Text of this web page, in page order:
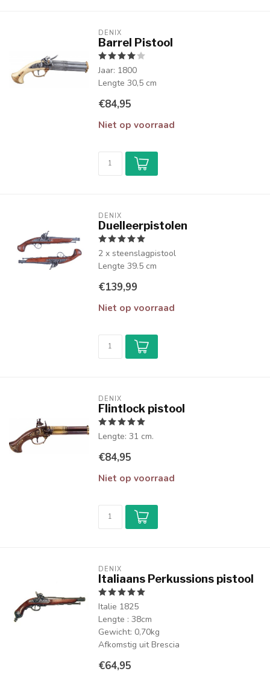
DENIX
Barrel Pistool
Jaar: 1800
Lengte 30,5 cm
€84,95
Niet op voorraad
DENIX
Duelleerpistolen
2 x steenslagpistool
Lengte 39.5 cm
€139,99
Niet op voorraad
DENIX
Flintlock pistool
Lengte: 31 cm.
€84,95
Niet op voorraad
DENIX
Italiaans Perkussions pistool
Italie 1825
Lengte : 38cm
Gewicht: 0,70kg
Afkomstig uit Brescia
€64,95